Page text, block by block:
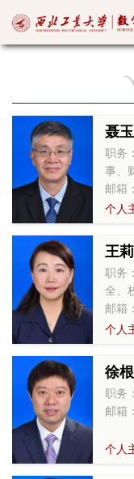
聂
职务
事、
邮箱
个人
王
职务
全、
邮箱
个人
徐
职务
邮箱
个人